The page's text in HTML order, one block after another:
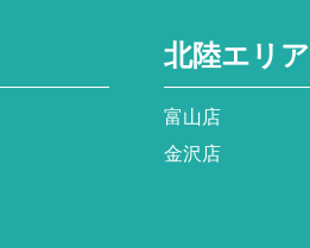
北陸エリア
富山店
金沢店